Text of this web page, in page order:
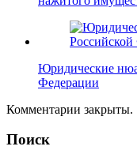
Юридические
Федерации
Комментарии закрыты.
Поиск